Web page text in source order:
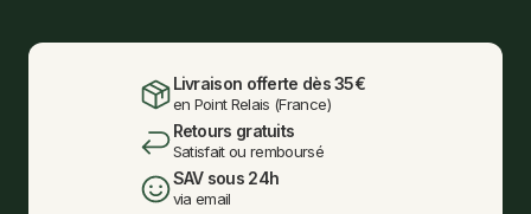
Livraison offerte dès 35€
en Point Relais (France)
Retours gratuits
Satisfait ou remboursé
SAV sous 24h
via email